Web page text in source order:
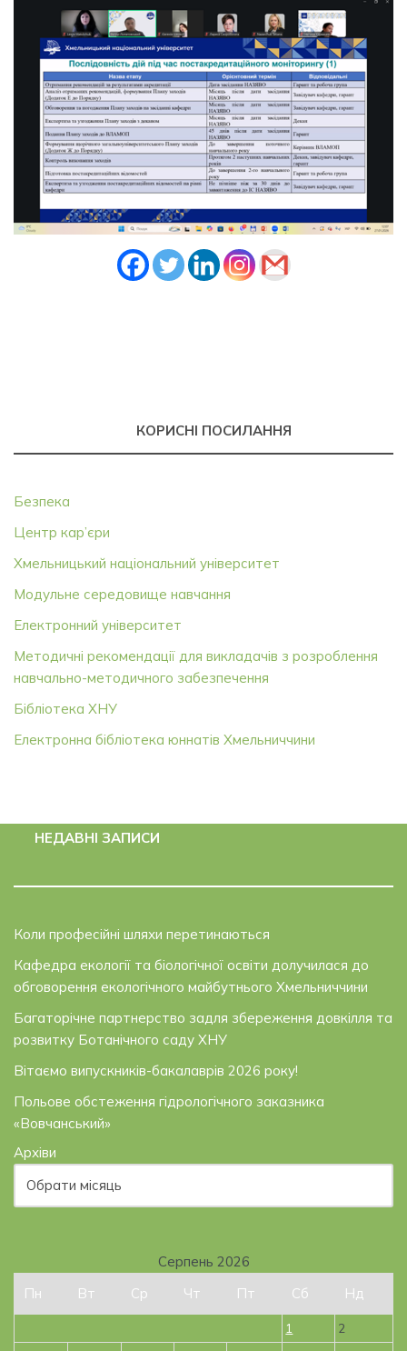
КОРИСНІ ПОСИЛАННЯ
Безпека
Центр кар’єри
Хмельницький національний університет
Модульне середовище навчання
Електронний університет
Методичні рекомендації для викладачів з розроблення
навчально-методичного забезпечення
Бібліотека ХНУ
Електронна бібліотека юннатів Хмельниччини
НЕДАВНІ ЗАПИСИ
Коли професійні шляхи перетинаються
Кафедра екології та біологічної освіти долучилася до
обговорення екологічного майбутнього Хмельниччини
Багаторічне партнерство задля збереження довкілля та
розвитку Ботанічного саду ХНУ
Вітаємо випускників-бакалаврів 2026 року!
Польове обстеження гідрологічного заказника
«Вовчанський»
Архіви
Серпень 2026
Пн
Вт Ср Чт Пт Сб Нд
1
2